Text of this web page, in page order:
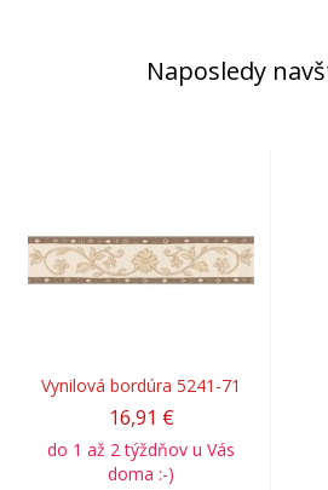
Naposledy
Vynilová bordúra 5241-71
16,91 €
do 1 až 2 týždňov u Vás
doma :-)